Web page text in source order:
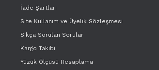
İade Şartları
Site Kullanım ve Üyelik Sözleşmesi
Sıkça Sorulan Sorular
Kargo Takibi
Yüzük Ölçüsü Hesaplama